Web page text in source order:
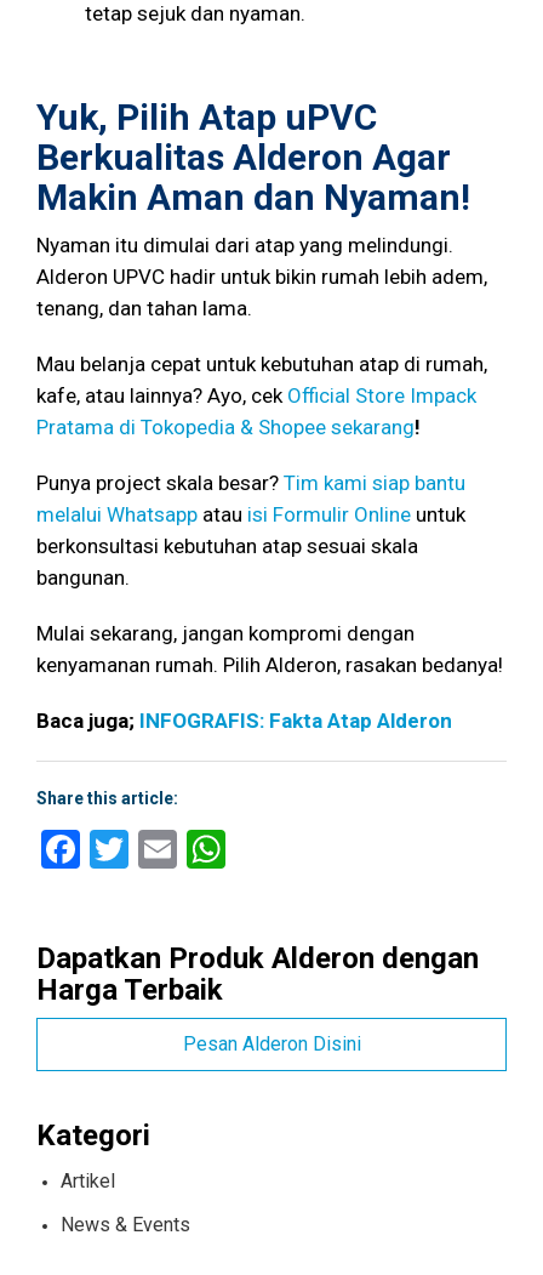
tetap sejuk dan nyaman.
Yuk, Pilih Atap uPVC
Berkualitas Alderon Agar
Makin Aman dan Nyaman!
Nyaman itu dimulai dari atap yang melindungi.
Alderon UPVC hadir untuk bikin rumah lebih adem,
tenang, dan tahan lama.
Mau belanja cepat untuk kebutuhan atap di rumah,
kafe, atau lainnya? Ayo, cek Official Store Impack
Pratama di Tokopedia & Shopee sekarang!
Punya project skala besar? Tim kami siap bantu
melalui Whatsapp atau isi Formulir Online untuk
berkonsultasi kebutuhan atap sesuai skala
bangunan.
Mulai sekarang, jangan kompromi dengan
kenyamanan rumah. Pilih Alderon, rasakan bedanya!
Baca juga; INFOGRAFIS: Fakta Atap Alderon
Share this article:
Facebook
Twitter
Email
Dapatkan Produk Alderon dengan
Harga Terbaik
Pesan Alderon Disini
Kategori
Artikel
News & Events